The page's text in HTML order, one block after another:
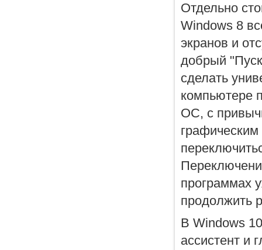
Отдельно
Windows 8
экранов и
добрый
сделать
компьютере
ОС, с
программах
продолжить
В Windows
ассистент и